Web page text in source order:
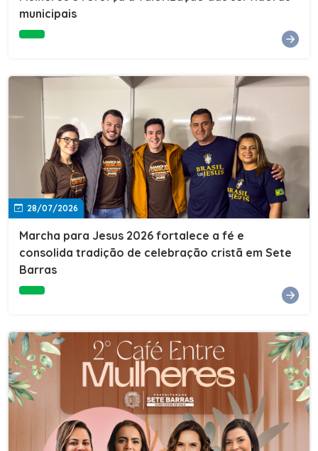
Cultura, Esporte e Lazer, Paulo Thomas, prestigiou os
compromisso da nossa gestão com a inclusão,
oferecendo a jovens e adultos a oportunidade de
concluir seus estudos e construir um futuro melhor.
Cada certificado entregue simboliza esforço,
determinação e a certeza de que investir em educação
é investir no desenvolvimento de Sete Barras."A
Prefeitura de Sete Barras também agradeceu ao SESI,
parceiro fundamental na retomada e ampliação da
Educação de Jovens e Adultos, aos professores, à
equipe da Secretaria Municipal de Educação e a todos
os profissionais que contribuíram para que esse
importante projeto voltasse a transformar a vida de
municipais
28/07/2026
Marcha para Jesus 2026 fortalece a fé e
consolida tradição de celebração cristã em Sete
Barras